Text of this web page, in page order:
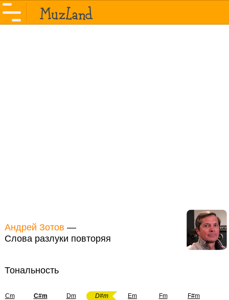
Андрей Зотов —
Слова разлуки повторяя
Тональность
Cm C#m Dm D#m Em Fm
F#m